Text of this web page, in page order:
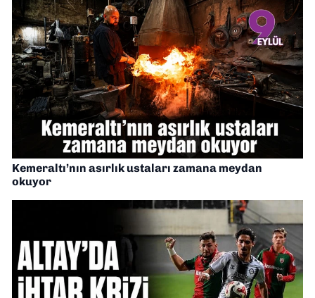
Kemeraltı’nın asırlık ustaları zamana meydan
okuyor